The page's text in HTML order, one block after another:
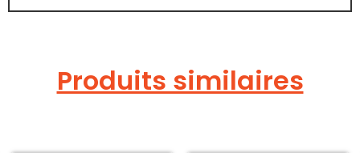
Produits similaires